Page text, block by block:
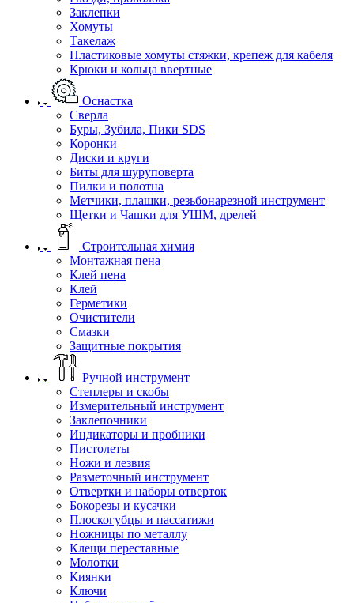
Заклепки
Хомуты
Такелаж
Пластиковые хомуты стяжки, крепеж для кабеля
Крюки и кольца ввертные
Оснастка
Сверла
Буры, Зубила, Пики SDS
Коронки
Диски и круги
Биты для шуруповерта
Пилки и полотна
Метчики, плашки, резьбонарезной инструмент
Щетки и Чашки для УШМ, дрелей
Строительная химия
Монтажная пена
Клей пена
Клей
Герметики
Очистители
Смазки
Защитные покрытия
Ручной инструмент
Степлеры и скобы
Измерительный инструмент
Заклепочники
Индикаторы и пробники
Пистолеты
Ножи и лезвия
Разметочный инструмент
Отвертки и наборы отверток
Бокорезы и кусачки
Плоскогубцы и пассатижи
Ножницы по металлу
Клещи переставные
Молотки
Киянки
Ключи